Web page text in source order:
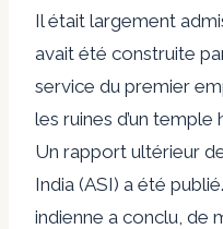
Il était largement
avait été construite
service du premier
les ruines d’un
Un rapport ultérieur
India (ASI) a été
indienne a conclu, de